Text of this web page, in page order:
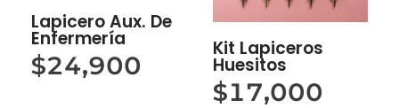
Lapicero Aux. De
Enfermería
$24,900
Kit Lapiceros
Huesitos
$17,000